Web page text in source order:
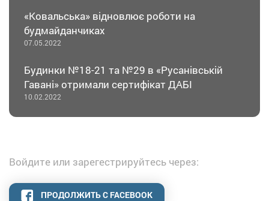
«Ковальська» відновлює роботи на
будмайданчиках
07.05.2022
Будинки №18-21 та №29 в «Русанівській
Гавані» отримали сертифікат ДАБІ
10.02.2022
Войдите или зарегестрируйтесь через:
ПРОДОЛЖИТЬ С FACEBOOK